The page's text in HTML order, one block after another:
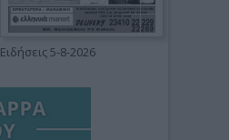
Ειδήσεις 5-8-2026